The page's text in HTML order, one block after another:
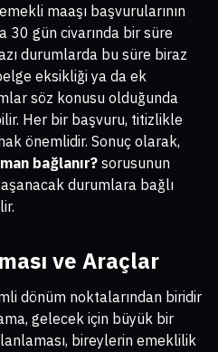
maaşı başvurularının
30 gün civarında bir süre
durumlarda bu süre biraz
eksikliği ya da ek
söz konusu olduğunda
Her bir başvuru, titizlikle
önemlidir. Sonuç olarak,
bağlanır? sorusunun
durumlara bağlı
ve Araçlar
dönüm noktalarından biridir
gelecek için büyük bir
bireylerin emeklilik